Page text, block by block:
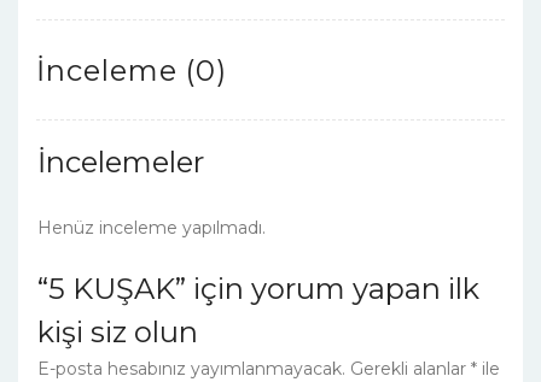
İnceleme (0)
İncelemeler
Henüz inceleme yapılmadı.
“5 KUŞAK” için yorum yapan ilk
kişi siz olun
E-posta hesabınız yayımlanmayacak. Gerekli alanlar * ile